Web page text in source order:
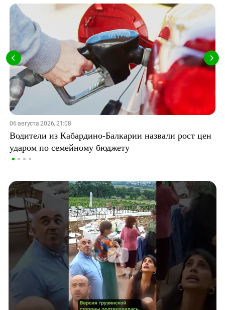
06 августа 2026, 21:08
Водители из Кабардино-Балкарии назвали рост цен
ударом по семейному бюджету